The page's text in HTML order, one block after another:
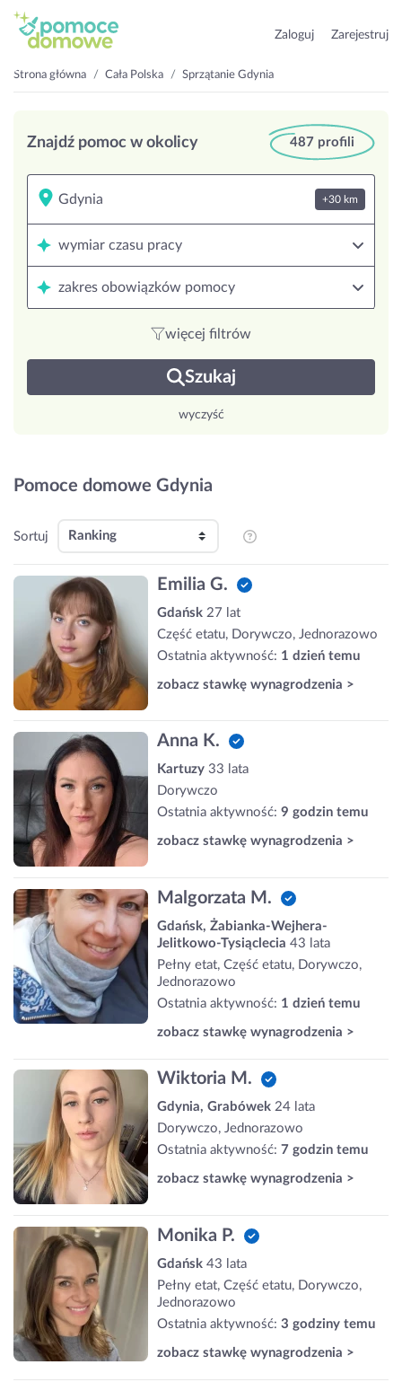
Zaloguj Zarejestruj
Strona główna Cała Polska Sprzątanie Gdynia
Znajdź pomoc w okolicy 487 profili
+30 km
wymiar czasu pracy
zakres obowiązków pomocy
więcej filtrów
Szukaj
wyczyść
Pomoce domowe Gdynia
Sortuj
Emilia G.
Gdańsk 27 lat
Część etatu, Dorywczo, Jednorazowo
Ostatnia aktywność: 1 dzień temu
zobacz stawkę wynagrodzenia >
Anna K.
Kartuzy 33 lata
Dorywczo
Ostatnia aktywność: 9 godzin temu
zobacz stawkę wynagrodzenia >
Malgorzata M.
Gdańsk, Żabianka-Wejhera-
Jelitkowo-Tysiąclecia 43 lata
Pełny etat, Część etatu, Dorywczo,
Jednorazowo
Ostatnia aktywność: 1 dzień temu
zobacz stawkę wynagrodzenia >
Wiktoria M.
Gdynia, Grabówek 24 lata
Dorywczo, Jednorazowo
Ostatnia aktywność: 7 godzin temu
zobacz stawkę wynagrodzenia >
Monika P.
Gdańsk 43 lata
Pełny etat, Część etatu, Dorywczo,
Jednorazowo
Ostatnia aktywność: 3 godziny temu
zobacz stawkę wynagrodzenia >